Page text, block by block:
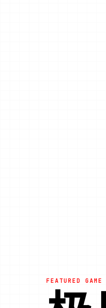
FEATURED GAME